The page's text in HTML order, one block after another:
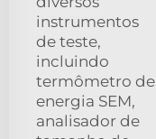
instrumentos
de teste,
incluindo
termômetro de
energia SEM,
analisador de